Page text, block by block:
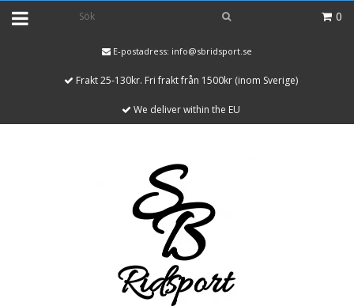
0
E-postadress: info@sbridsport.se
Frakt 25-130kr. Fri frakt från 1500kr (inom Sverige)
We deliver within the EU